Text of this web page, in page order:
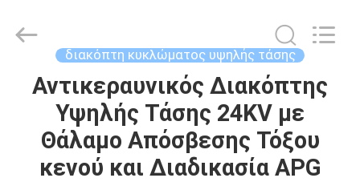
ΣΠΊΤΙ
ΠΡΟΪΌΝΤΑ
(Group)
Co.,Ltd..
διακόπτη κυκλώματος υψηλής τάσης
Αντικεραυνικός Διακόπτης
Υψηλής Τάσης 24KV με
Θάλαμο Απόσβεσης Τόξου
κενού και Διαδικασία APG